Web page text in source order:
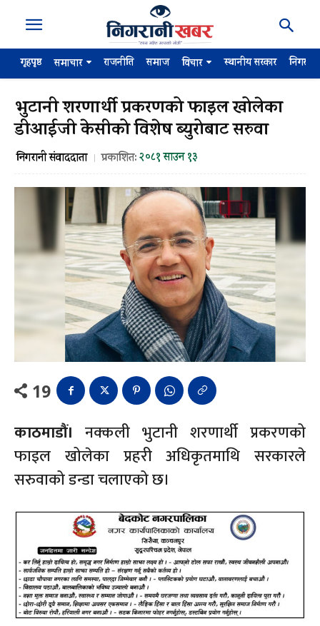
गृहपृष्ठ समाचार राजनीति समाज विचार स्थानीय सरकार
भुटानी शरणार्थी प्रकरणको फाइल खोलेका
डीआईजी केसीको विशेष ब्युरोबाट सरुवा
निगरानी संवाददाता प्रकाशित:२०८१ साउन १३
19
काठमाडौं। नक्कली भुटानी शरणार्थी प्रकरणको
फाइल खोलेका प्रहरी अधिकृतमाथि सरकारले
सरुवाको डन्डा चलाएको छ।